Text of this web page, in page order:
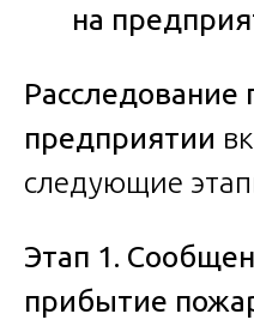
на
Расследование
предприятии
следующие
Этап 1.
прибытие